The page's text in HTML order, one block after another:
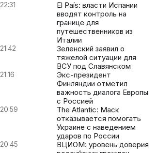
22:31
El País: власти Испании
вводят контроль на
границе для
путешественников из
Италии
21:42
Зеленский заявил о
тяжелой ситуации для
ВСУ под Славянском
21:16
Экс-президент
Финляндии отметил
важность диалога Европы
с Россией
20:59
The Atlantic: Маск
отказывается помогать
Украине с наведением
ударов по России
20:45
ВЦИОМ: уровень доверия